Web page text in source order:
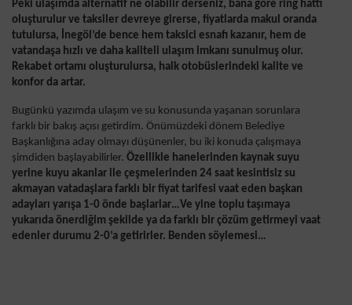
Peki ulaşımda alternatif ne olabilir derseniz, bana göre ring hattı
oluşturulur ve taksiler devreye girerse, fiyatlarda makul oranda
tutulursa, İnegöl’de bence hem taksici esnafı kazanır, hem de
vatandaşa hızlı ve daha kaliteli ulaşım imkanı sunulmuş olur.
Rekabet ortamı oluşturulursa, halk otobüslerindeki kalite ve
konfor da artar.
Bugünkü yazımda ulaşım ve su konusunda yaşanan sorunlara
farklı bir bakış açısı getirdim. Önümüzdeki dönem Belediye
Başkanlığına aday olmayı düşünenler, bu iki konuda çalışmaya
şimdiden başlayabilirler. Özellikle hanelerinden kaynak suyu
yerine kuyu akanlar ile çeşmelerinden 24 saat kesintisiz su
akmayan vatadaşlara farklı bir fiyat tarifesi vaat eden başkan
adayları yarışa 1-0 önde başlarlar…Ve yine toplu taşımaya
yukarıda önerdiğim şekilde ya da farklı bir çözüm getirmeyi vaat
edenler durumu 2-0’a getirirler. Benden söylemesi…